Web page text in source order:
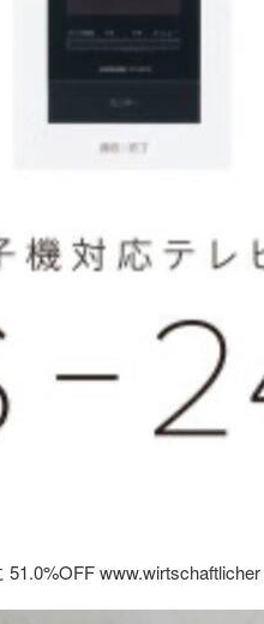
www.wirtschaftlicher